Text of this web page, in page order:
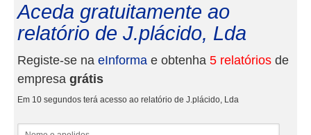
Aceda gratuitamente ao
relatório de J.plácido, Lda
Registe-se na eInforma e obtenha 5 relatórios de
empresa grátis
Em 10 segundos terá acesso ao relatório de J.plácido, Lda